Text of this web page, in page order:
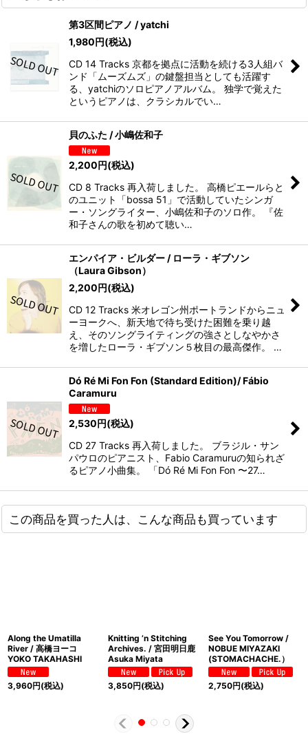
第3区間ピアノ / yatchi
1,980円(税込)
CD 14 Tracks 京都を拠点に活動を続ける3人組バ
ンド「ムーズムズ」の鍵盤担当としても活躍す
る、yatchiのソロピアノアルバム。 独学で覚えた
というピアノは、クラシカルでい…
貝のふた / 小嶋佐和子
2,200円(税込)
CD 8 Tracks 再入荷しました。 高橋ピエールらと
のユニット「bossa 51」で活動していたシンガ
ー・ソングライター、小嶋佐和子のソロ作。 『佐
和子さんの歌を初めて聴い…
エンパイア・ビルダー / ローラ・ギブソン
（Laura Gibson）
2,200円(税込)
CD 12 Tracks 米オレゴン州ポートランドからニュ
ーヨークへ、新天地で待ち受けた困難を乗り越
え、そのソングライティングの強さとしなやかさ
を増したローラ・ギブソン５枚目の最高傑作。 …
Dó Ré Mi Fon Fon (Standard Edition)/ Fábio
Caramuru
2,530円(税込)
CD 27 Tracks 再入荷しました。 ブラジル・サン
パウロのピアニスト、Fabio Caramuruの知られざ
るピアノ小曲集。 「Dó Ré Mi Fon Fon 〜27…
この商品を買った人は、こんな商品も買っています
Along the Umatilla
River / 高橋ヨーコ
YOKO TAKAHASHI
3,960円(税込)
Knitting ’n Stitching
Archives. / 宮田明日鹿
Asuka Miyata
3,850円(税込)
See You Tomorrow /
NOBUE MIYAZAKI
(STOMACHACHE.）
2,750円(税込)